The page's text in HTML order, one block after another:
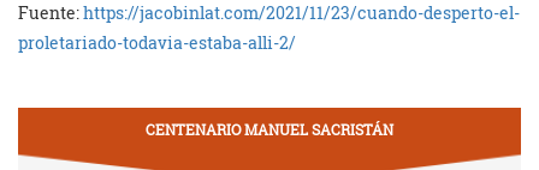
Fuente:https://jacobinlat.com/2021/11/23/cuando-desperto-el-
proletariado-todavia-estaba-alli-2/
CENTENARIO MANUEL SACRISTÁN